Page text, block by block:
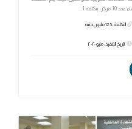
التكلفة: 12.5 مليون جنيه
تاريخ التنفيذ: مايو ٢٠٢٠